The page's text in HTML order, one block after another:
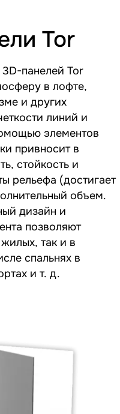
Tor
панелей Tor
в лофте,
и других
линий и
элементов
привносит в
стойкость и
рельефа (достигает
объем.
дизайн и
позволяют
так и в
спальнях в
и т. д.